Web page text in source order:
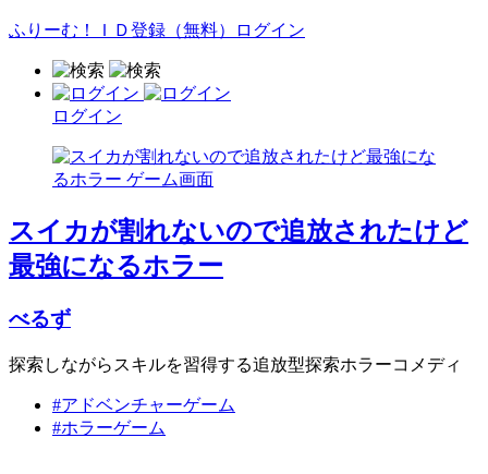
ふりーむ！ＩＤ登録（無料） ログイン
ログイン
スイカが割れないので追放されたけど
最強になるホラー
べるず
探索しながらスキルを習得する追放型探索ホラーコメディ
#アドベンチャーゲーム
#ホラーゲーム